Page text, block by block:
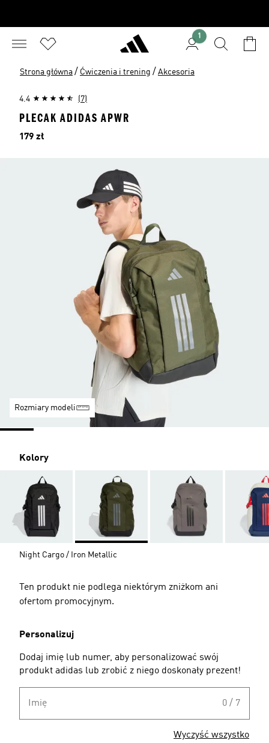
1
Strona główna / Ćwiczenia i trening / Akcesoria
4.4 (7)
PLECAK ADIDAS APWR
Cena
179 zł
Rozmiary modeli
Kolory
Night Cargo / Iron Metallic
Ten produkt nie podlega niektórym zniżkom ani
ofertom promocyjnym.
Personalizuj
Dodaj imię lub numer, aby personalizować swój
produkt adidas lub zrobić z niego doskonały prezent!
Imię 0 / 7
Wyczyść wszystko